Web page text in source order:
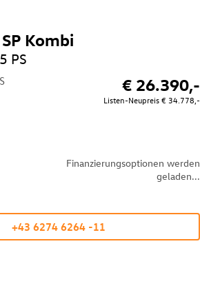
Kombi
PS
Finanzierungsoptionen werden
geladen...
€ 26.390,-
Listen-Neupreis € 34.778,-
+43 6274 6264 -11